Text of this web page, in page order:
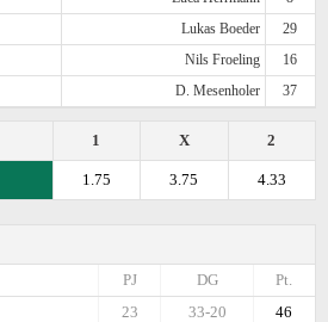
Lukas Boeder
29
Nils Froeling
16
D. Mesenholer 37
2
X
1
4.33
3.75
1.75
Pt.
DG
PJ
46
33-20
23